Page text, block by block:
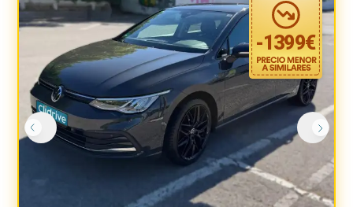
-1399€